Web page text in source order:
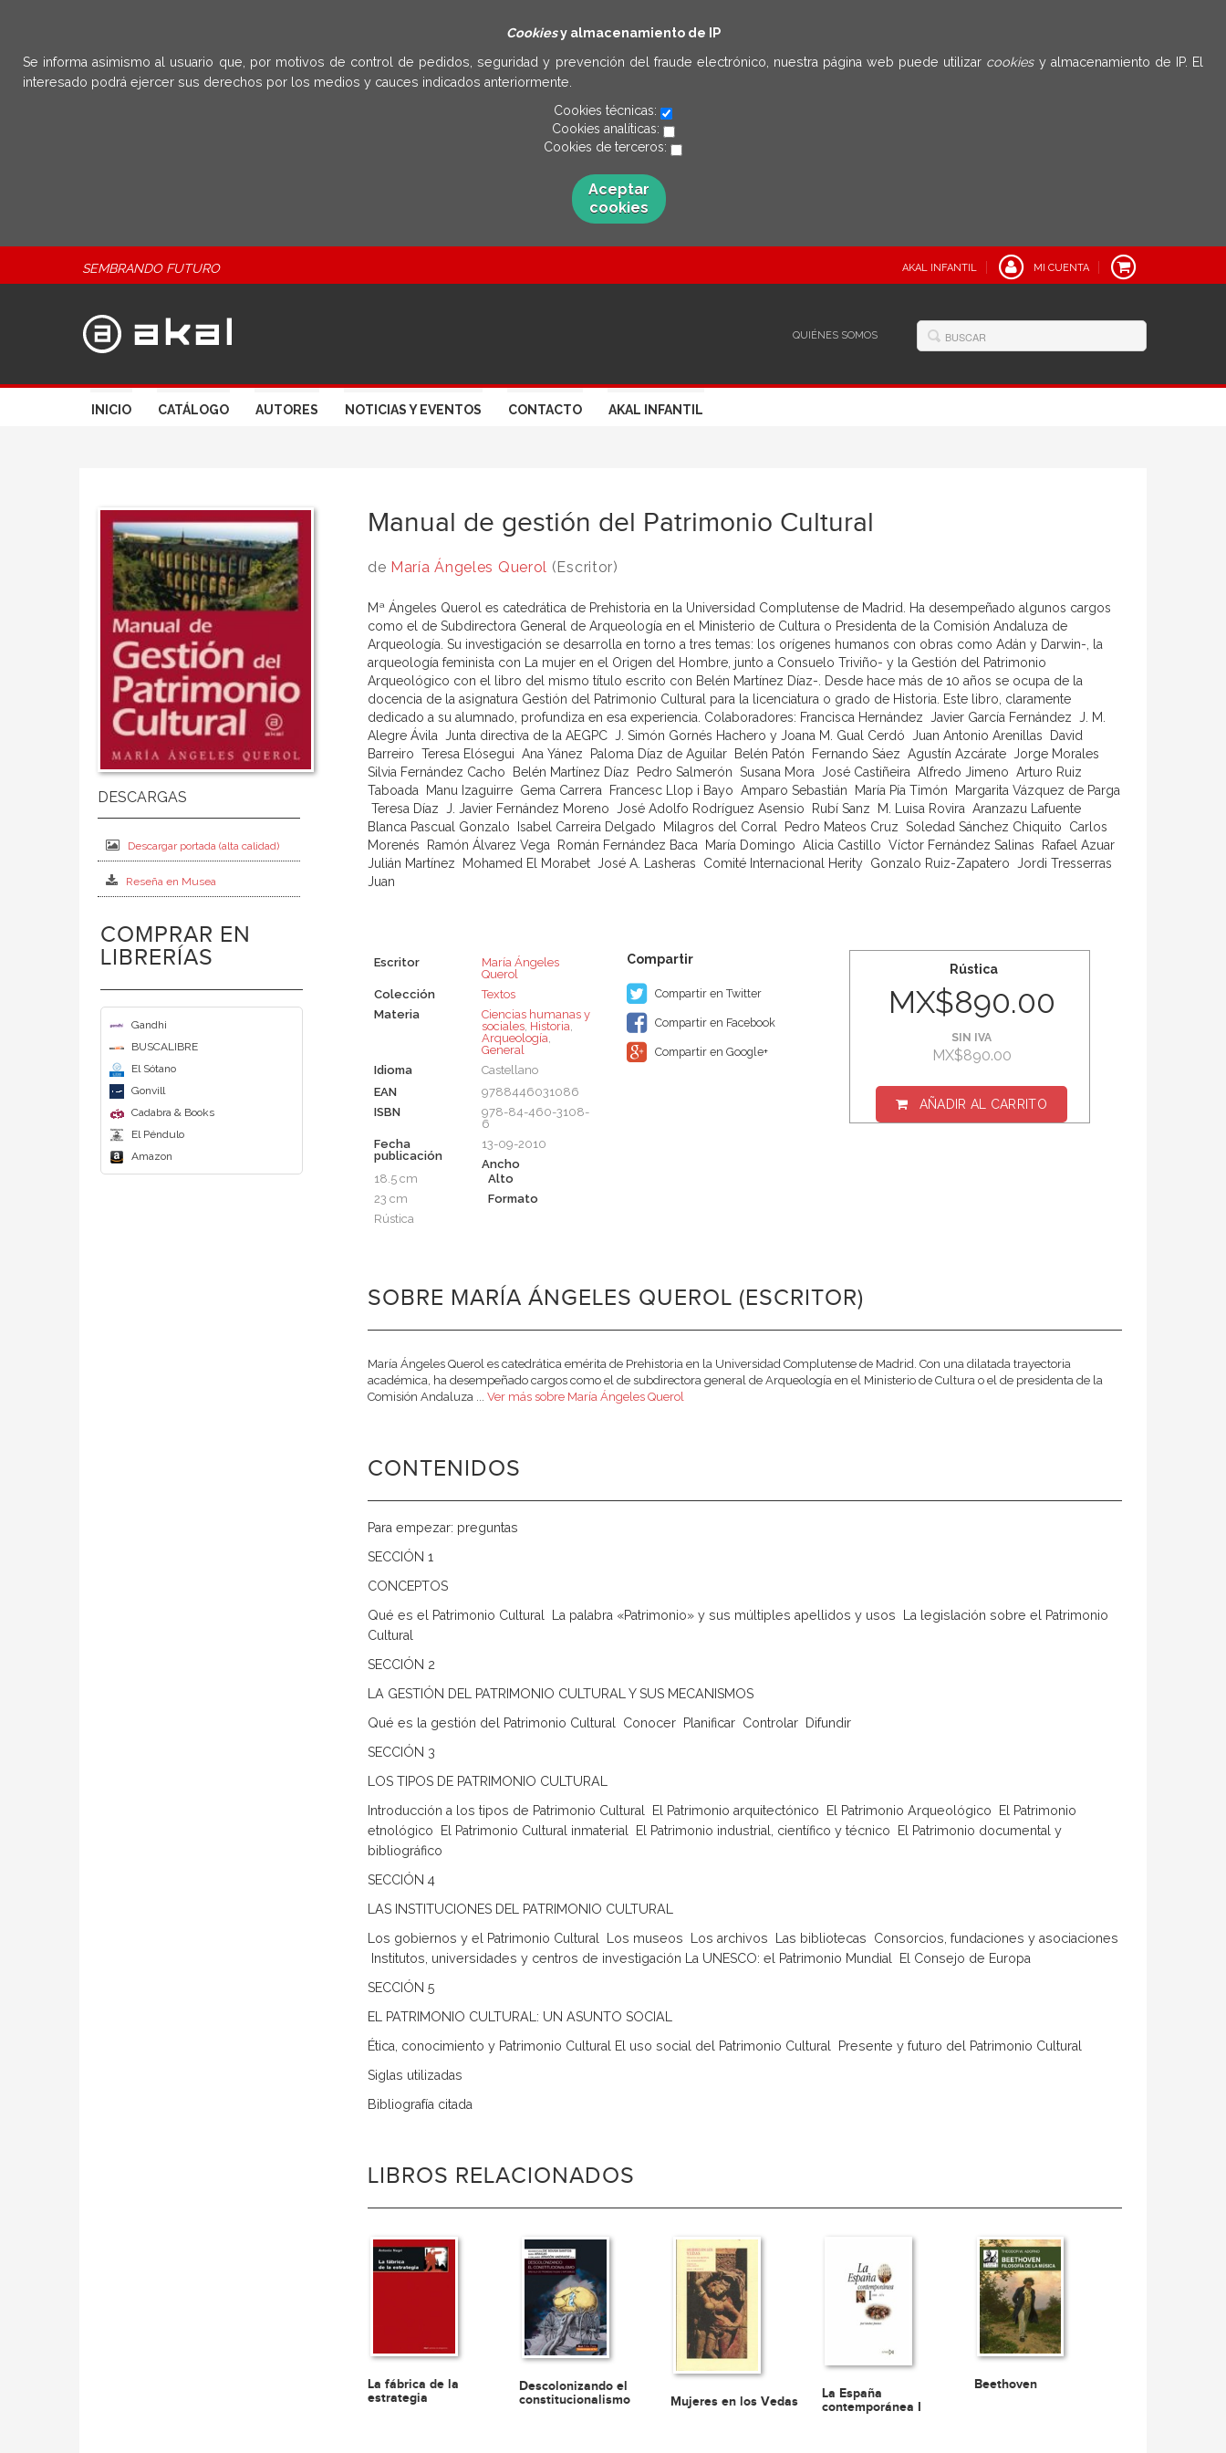
Cookiesy almacenamiento de IP
Se informa asimismo al usuario que, por motivos de control de pedidos, seguridad y prevención del fraude electrónico, nuestra página web puede utilizar cookies y almacenamiento de IP. El
interesado podrá ejercer sus derechos por los medios y cauces indicados anteriormente.
Cookies técnicas:
Cookies analíticas:
Cookies de terceros:
Aceptar
cookies
SEMBRANDO FUTURO AKAL INFANTIL MI CUENTA
QUIÉNES SOMOS
INICIO CATÁLOGO AUTORES NOTICIAS Y EVENTOS CONTACTO AKAL INFANTIL
Descargar portada (alta calidad)
Reseña en Musea
COMPRAR EN
LIBRERÍAS
Gandhi
BUSCALIBRE
El Sótano
Gonvill
Cadabra & Books
El Péndulo
Amazon
Manual de gestión del Patrimonio Cultural
de María Ángeles Querol (Escritor)
Mª Ángeles Querol es catedrática de Prehistoria en la Universidad Complutense de Madrid. Ha desempeñado algunos cargos
como el de Subdirectora General de Arqueología en el Ministerio de Cultura o Presidenta de la Comisión Andaluza de
Arqueología. Su investigación se desarrolla en torno a tres temas: los orígenes humanos con obras como Adán y Darwin-, la
arqueología feminista con La mujer en el Origen del Hombre, junto a Consuelo Triviño- y la Gestión del Patrimonio
Arqueológico con el libro del mismo título escrito con Belén Martínez Díaz-. Desde hace más de 10 años se ocupa de la
docencia de la asignatura Gestión del Patrimonio Cultural para la licenciatura o grado de Historia. Este libro, claramente
dedicado a su alumnado, profundiza en esa experiencia. Colaboradores: Francisca Hernández  Javier García Fernández  J. M.
Alegre Ávila  Junta directiva de la AEGPC  J. Simón Gornés Hachero y Joana M. Gual Cerdó  Juan Antonio Arenillas  David
Barreiro  Teresa Elósegui  Ana Yánez  Paloma Díaz de Aguilar  Belén Patón  Fernando Sáez  Agustín Azcárate  Jorge Morales 
Silvia Fernández Cacho  Belén Martínez Díaz  Pedro Salmerón  Susana Mora  José Castiñeira  Alfredo Jimeno  Arturo Ruiz
Taboada  Manu Izaguirre  Gema Carrera  Francesc Llop i Bayo  Amparo Sebastián  María Pía Timón  Margarita Vázquez de Parga
 Teresa Díaz  J. Javier Fernández Moreno  José Adolfo Rodríguez Asensio  Rubí Sanz  M. Luisa Rovira  Aranzazu Lafuente 
Blanca Pascual Gonzalo  Isabel Carreira Delgado  Milagros del Corral  Pedro Mateos Cruz  Soledad Sánchez Chiquito  Carlos
Morenés  Ramón Álvarez Vega  Román Fernández Baca  María Domingo  Alicia Castillo  Víctor Fernández Salinas  Rafael Azuar 
Julián Martínez  Mohamed El Morabet  José A. Lasheras  Comité Internacional Herity  Gonzalo Ruiz-Zapatero  Jordi Tresserras
Juan
Escritor
María Ángeles
Querol
Colección
Textos
Materia
Ciencias humanas y
sociales, Historia,
Arqueología,
General
Idioma
Castellano
EAN
9788446031086
ISBN
978-84-460-3108-
6
Fecha
publicación
13-09-2010
Ancho
18.5 cm
Alto
23 cm
Formato
Rústica
Compartir en Twitter
Compartir en Facebook
Compartir en Google+
Rústica
MX$890.00
SIN IVA
MX$890.00
AÑADIR AL CARRITO
SOBRE MARÍA ÁNGELES QUEROL (ESCRITOR)
María Ángeles Querol es catedrática emérita de Prehistoria en la Universidad Complutense de Madrid. Con una dilatada trayectoria
académica, ha desempeñado cargos como el de subdirectora general de Arqueología en el Ministerio de Cultura o el de presidenta de la
Comisión Andaluza ... Ver más sobre María Ángeles Querol
CONTENIDOS
Para empezar: preguntas
SECCIÓN 1
CONCEPTOS
Qué es el Patrimonio Cultural  La palabra «Patrimonio» y sus múltiples apellidos y usos  La legislación sobre el Patrimonio
Cultural
SECCIÓN 2
LA GESTIÓN DEL PATRIMONIO CULTURAL Y SUS MECANISMOS
Qué es la gestión del Patrimonio Cultural  Conocer  Planificar  Controlar  Difundir
SECCIÓN 3
LOS TIPOS DE PATRIMONIO CULTURAL
Introducción a los tipos de Patrimonio Cultural  El Patrimonio arquitectónico  El Patrimonio Arqueológico  El Patrimonio
etnológico  El Patrimonio Cultural inmaterial  El Patrimonio industrial, científico y técnico  El Patrimonio documental y
bibliográfico
SECCIÓN 4
LAS INSTITUCIONES DEL PATRIMONIO CULTURAL
Los gobiernos y el Patrimonio Cultural  Los museos  Los archivos  Las bibliotecas  Consorcios, fundaciones y asociaciones
 Institutos, universidades y centros de investigación La UNESCO: el Patrimonio Mundial  El Consejo de Europa
SECCIÓN 5
EL PATRIMONIO CULTURAL: UN ASUNTO SOCIAL
Ética, conocimiento y Patrimonio Cultural El uso social del Patrimonio Cultural  Presente y futuro del Patrimonio Cultural
Siglas utilizadas
Bibliografía citada
LIBROS RELACIONADOS
La fábrica de la
estrategia
Descolonizando el
constitucionalismo
Mujeres en los Vedas
La España
contemporánea I
Beethoven